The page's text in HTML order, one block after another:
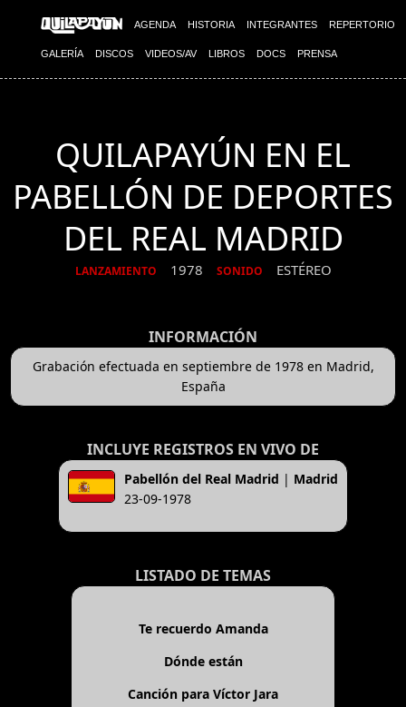
AGENDA HISTORIA INTEGRANTES REPERTORIO
GALERÍA DISCOS VIDEOS/AV LIBROS DOCS PRENSA
QUILAPAYÚN EN EL
PABELLÓN DE DEPORTES
DEL REAL MADRID
LANZAMIENTO 1978 SONIDO ESTÉREO
INFORMACIÓN
Grabación efectuada en septiembre de 1978 en Madrid,
España
INCLUYE REGISTROS EN VIVO DE
Pabellón del Real Madrid | Madrid
23-09-1978
LISTADO DE TEMAS
Te recuerdo Amanda
Dónde están
Canción para Víctor Jara